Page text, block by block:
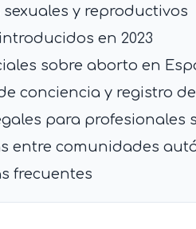
sexuales y reproductivos
en 2023
sobre aborto en
conciencia y registro
para profesionales
entre comunidades
frecuentes
de las distintas
obtener más información